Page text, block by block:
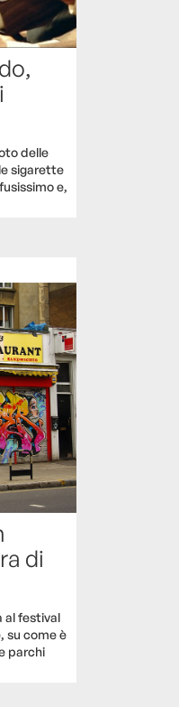
delle
sigarette
e,
di
al festival
su come è
parchi